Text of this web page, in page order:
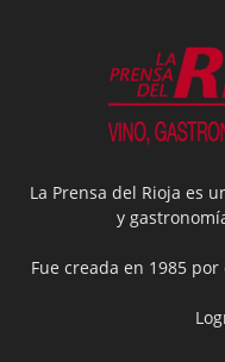
La Prensa del Rioja es
y
Fue creada en 1985